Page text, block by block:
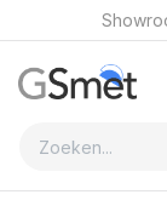
Overslaan naar